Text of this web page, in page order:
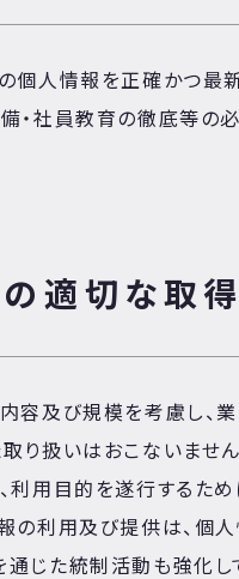
個人情報を正確かつ最
・社員教育の徹底等の
適切な取得
容及び規模を考慮し、
り扱いはおこないません
利用目的を遂行するた
の利用及び提供は、個
じた統制活動も強化し